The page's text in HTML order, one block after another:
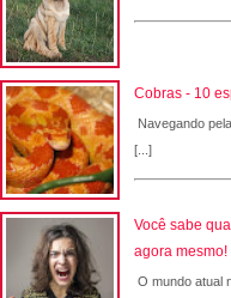
Cobras - 10
Navegando
[...]
Você sabe
agora mesmo!
O mundo atual